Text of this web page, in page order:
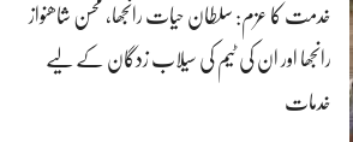
خدمت کا عزم: سلطان حیات رانجھا، محسن شاھنواز
رانجھا اور ان کی ٹیم کی سیلاب زدگان کے لیے
خدمات